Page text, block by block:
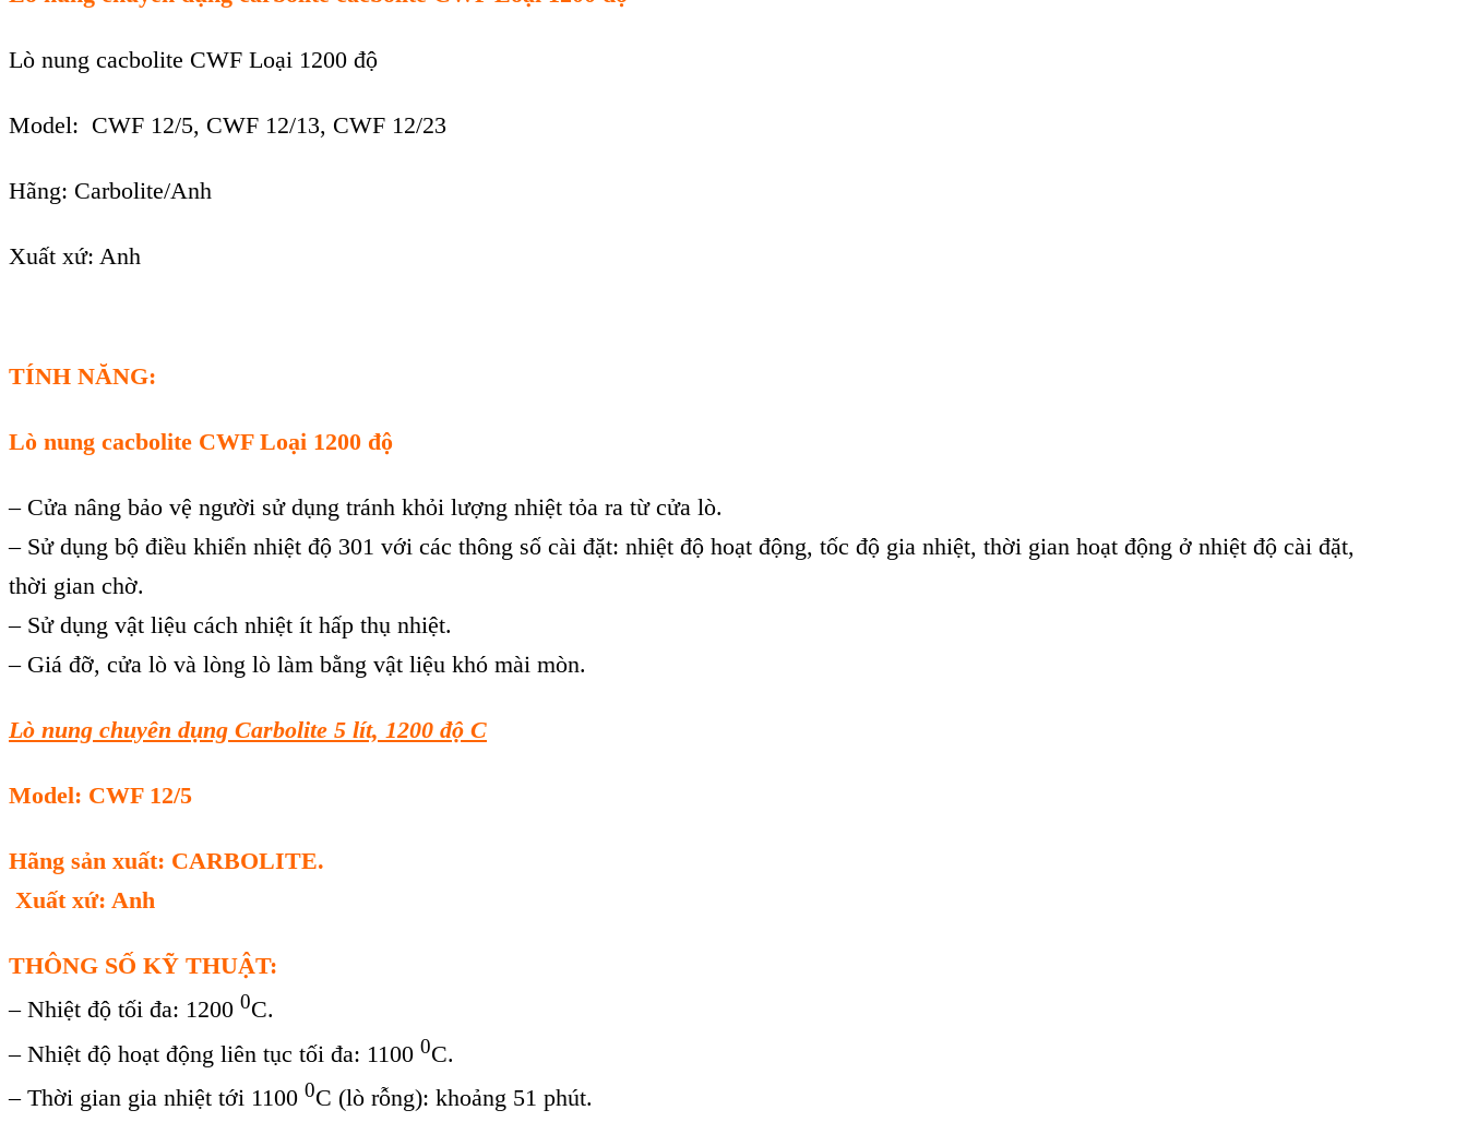
Lò nung cacbolite CWF Loại 1200 độ
Model: CWF 12/5, CWF 12/13, CWF 12/23
Hãng: Carbolite/Anh
Xuất xứ: Anh
TÍNH NĂNG:
Lò nung cacbolite CWF Loại 1200 độ
– Cửa nâng bảo vệ người sử dụng tránh khỏi lượng nhiệt tỏa ra từ cửa lò.
– Sử dụng bộ điều khiển nhiệt độ 301 với các thông số cài đặt: nhiệt độ hoạt động, tốc độ gia nhiệt, thời gian hoạt động ở nhiệt độ cài đặt,
thời gian chờ.
– Sử dụng vật liệu cách nhiệt ít hấp thụ nhiệt.
– Giá đỡ, cửa lò và lòng lò làm bằng vật liệu khó mài mòn.
Lò nung chuyên dụng Carbolite 5 lít, 1200 độ C
Model: CWF 12/5
Hãng sản xuất: CARBOLITE.
Xuất xứ: Anh
THÔNG SỐ KỸ THUẬT:
– Nhiệt độ tối đa: 1200 0C.
– Nhiệt độ hoạt động liên tục tối đa: 1100 0C.
– Thời gian gia nhiệt tới 1100 0C (lò rỗng): khoảng 51 phút.